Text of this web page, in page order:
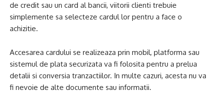
de credit sau un card al bancii, viitorii clienti trebuie
simplemente sa selecteze cardul lor pentru a face o
achizitie.
Accesarea cardului se realizeaza prin mobil, platforma sau
sistemul de plata securizata va fi folosita pentru a prelua
detalii si conversia tranzactiilor. In multe cazuri, acesta nu va
fi nevoie de alte documente sau informatii.